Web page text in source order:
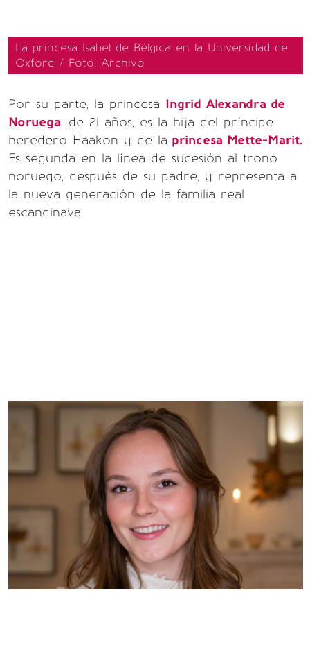
La princesa Isabel de Bélgica en la Universidad de
Oxford / Foto: Archivo
Por su parte, la princesa Ingrid Alexandra de
Noruega, de 21 años, es la hija del príncipe
heredero Haakon y de la princesa Mette-Marit.
Es segunda en la línea de sucesión al trono
noruego, después de su padre, y representa a
la nueva generación de la familia real
escandinava.